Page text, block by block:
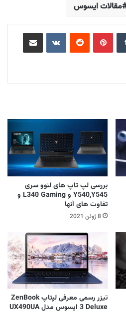
مقالات ایسوس
‫پین‌ترست ‫رددیت
بررسی لپ تاپ های لنوو سری
Y540,Y545 و L340 Gaming و
تفاوت های آنها
8 ژوئن 2021
تیزر رسمی معرفی لپتاپ ZenBook
3 Deluxe ایسوس مدل UX490UA